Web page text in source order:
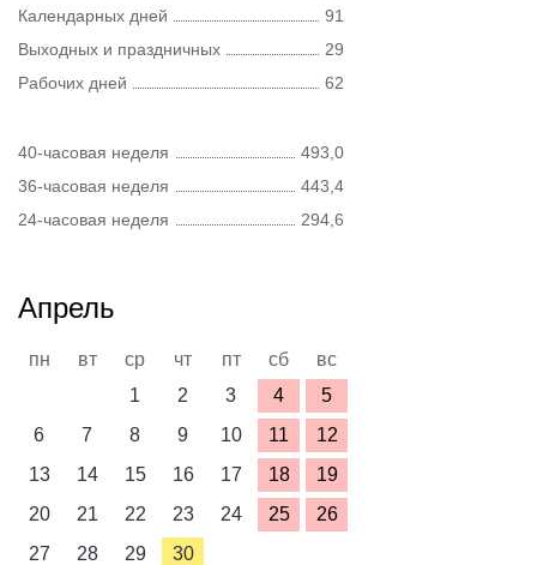
Календарных дней
91
Выходных и праздничных
29
Рабочих дней
62
40-часовая неделя
493,0
36-часовая неделя
443,4
24-часовая неделя
294,6
Апрель
пн вт ср чт пт сб
вс
1
2 3 4
5
6
7 8 9 10 11
12
13
14 15 16 17 18
19
20
21 22 23 24 25
26
27
28 29 30